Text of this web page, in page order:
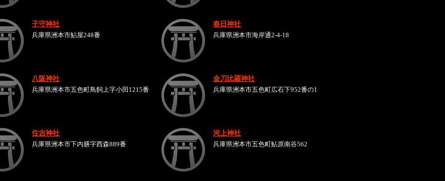
子守神社
兵庫県洲本市鮎屋248番
春日神社
兵庫県洲本市海岸通2-4-18
八阪神社
兵庫県洲本市五色町鳥飼上字小田1215番
金刀比羅神社
兵庫県洲本市五色町広石下952番の1
住吉神社
兵庫県洲本市下内膳字西森889番
河上神社
兵庫県洲本市五色町鮎原南谷562